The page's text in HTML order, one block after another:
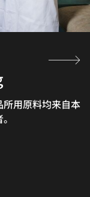
用原料均来自本
士酒吧，是您惬
精致演绎，提供
品。
光，或到The
酒。
西式小吃和美味
定级别会员，以